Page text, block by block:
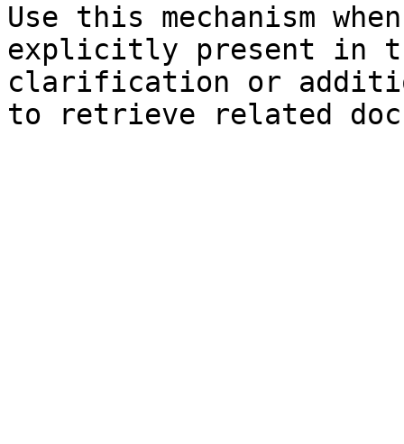
Use this mechanism
explicitly present in
clarification or